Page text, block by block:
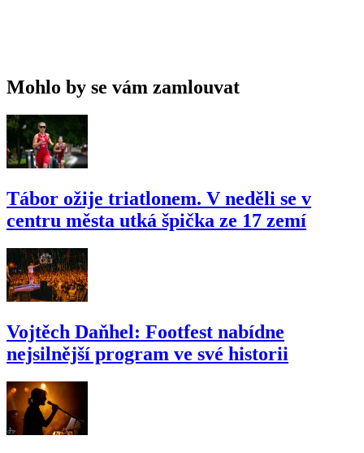
Mohlo by se vám zamlouvat
Tábor ožije triatlonem. V neděli se v
centru města utká špička ze 17 zemí
Vojtěch Daňhel: Footfest nabídne
nejsilnější program ve své historii